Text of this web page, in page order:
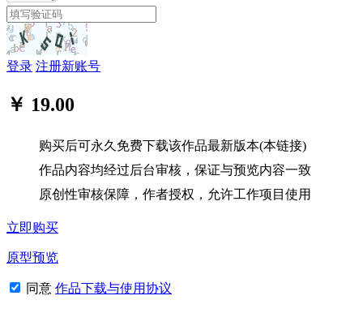
登录 注册新账号
￥ 19.00
购买后可永久免费下载该作品最新版本(本链接)
作品内容均经过后台审核，保证与预览内容一致
原创性审核保障，作者授权，允许工作项目使用
立即购买
原型预览
同意 作品下载与使用协议